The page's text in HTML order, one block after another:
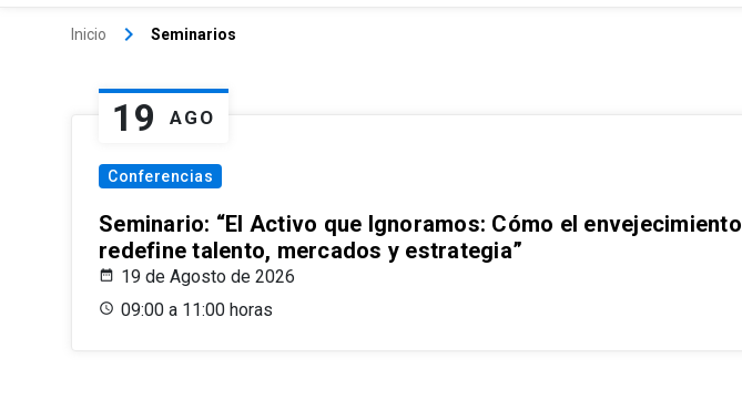
Inicio keyboard_arrow_right Seminarios
19 AGO
Conferencias
Seminario: “El Activo que Ignoramos: Cómo el envejecimiento
redefine talento, mercados y estrategia”
19 de Agosto de 2026
09:00 a 11:00 horas